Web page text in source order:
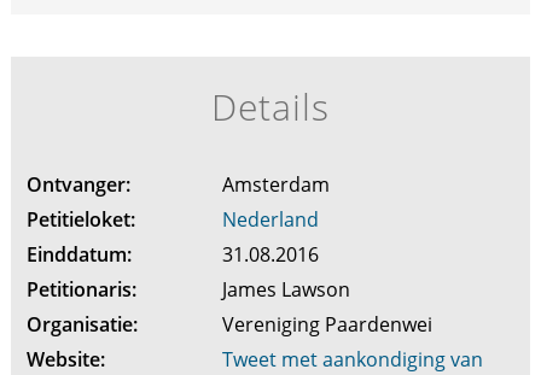
Details
Ontvanger:
Amsterdam
Petitieloket:
Nederland
Einddatum:
31.08.2016
Petitionaris:
James Lawson
Organisatie:
Vereniging Paardenwei
Website:
Tweet met aankondiging van